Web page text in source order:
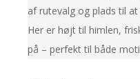
af rutevalg og plads til
Her er højt til himlen,
på – perfekt til både